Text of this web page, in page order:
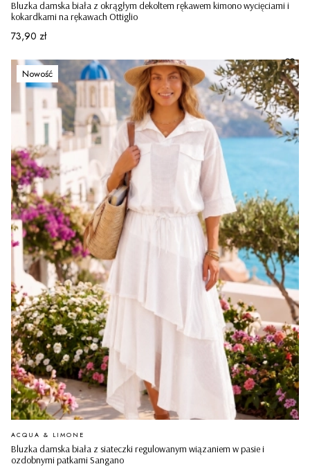
Bluzka damska biała z okrągłym dekoltem rękawem kimono wycięciami i
kokardkami na rękawach Ottiglio
Cena
73,90 zł
Nowość
Bluzka damska biała z siateczki regulowanym wiązaniem w pasie i
ozdobnymi patkami Sangano
PRODUCENT
ACQUA & LIMONE